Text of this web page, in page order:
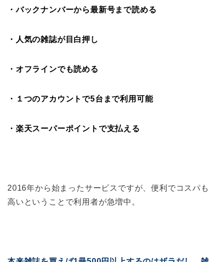
・バックナンバーから最新号まで読める
・人気の雑誌が目白押し
・オフラインでも読める
・１つのアカウントで5台まで利用可能
・楽天スーパーポイントで支払える
2016年から始まったサービスですが、便利でコスパも
高いということで利用者が急増中。